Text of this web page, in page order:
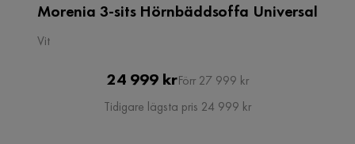
Morenia 3-sits Hörnbäddsoffa Universal
Vit
Pris
24 999 krOriginal
Pris
Förr 27 999 kr
Tidigare lägsta pris 24 999 kr